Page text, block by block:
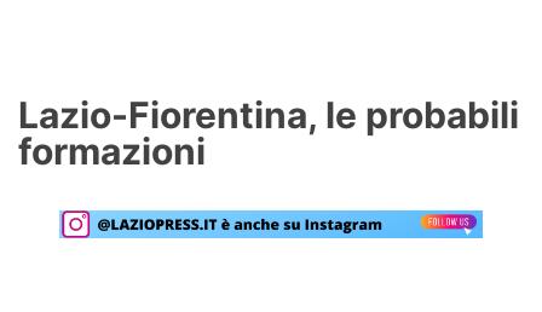
Formello
Primavera
Lazio-Fiorentina, le probabili
formazioni